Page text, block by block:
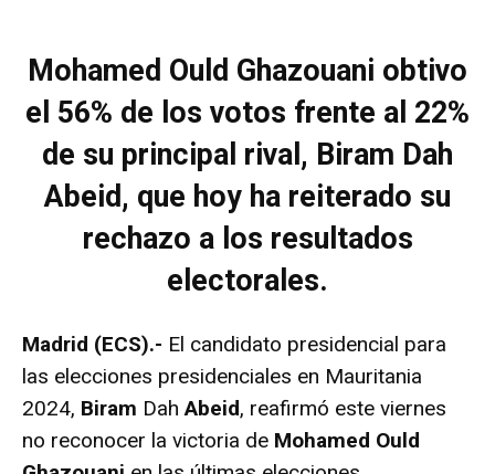
Mohamed Ould Ghazouani obtivo
el 56% de los votos frente al 22%
de su principal rival, Biram Dah
Abeid, que hoy ha reiterado su
rechazo a los resultados
electorales.
Madrid (ECS).- El candidato presidencial para
las elecciones presidenciales en Mauritania
2024, Biram Dah Abeid, reafirmó este viernes
no reconocer la victoria de Mohamed Ould